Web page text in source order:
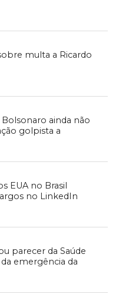
multa a Ricardo
ainda não
golpista a
EUA no Brasil
no LinkedIn
parecer da Saúde
emergência da